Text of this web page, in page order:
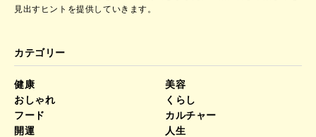
見出すヒントを提供していきます。
カテゴリー
健康
美容
おしゃれ
くらし
フード
カルチャー
開運
人生